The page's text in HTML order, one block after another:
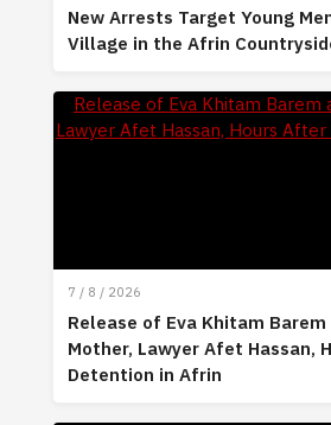
New Arrests Target Young
Village in the Afrin
7 / 8 / 2026
Release of Eva Khitam Barem
Mother, Lawyer Afet Hassan,
Detention in Afrin